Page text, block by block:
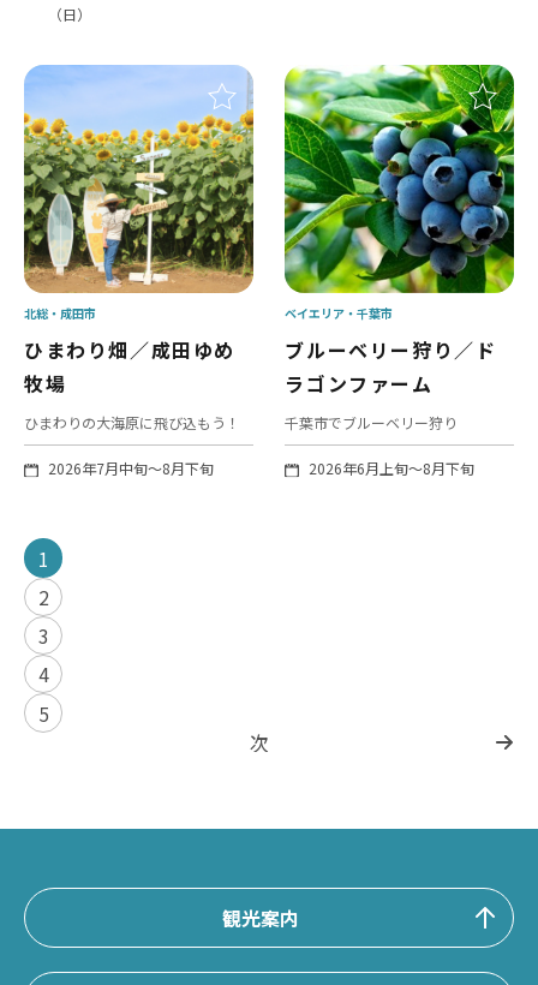
（日）
ひまわり畑／成田ゆめ
牧場
ひまわりの大海原に飛び込もう！
2026年7月中旬～8月下旬
北総 成田市
ブルーベリー狩り／ド
ラゴンファーム
千葉市でブルーベリー狩り
2026年6月上旬～8月下旬
ベイエリア 千葉市
1
2
3
4
5
次
観光案内